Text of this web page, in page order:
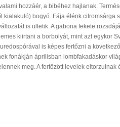
hozzáér, a bibéhez hajlanak.
bogyó. Fája élénk citromsárga
is ültetik. A gabona fekete
kiirtani a borbolyát, mint azt egykor
is képes fertőzni a
fonákján áprilisban lombfakadáskor
meg. A fertőzött levelek eltorzulnak